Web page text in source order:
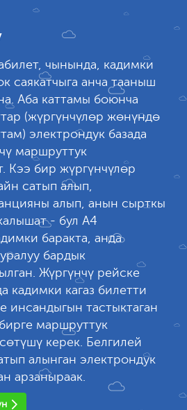
чынында, кадимки
саякатчыга анча тааныш
Аба каттамы боюнча
(жүргүнчүлөр жөнүндө
электрондук базада
маршруттук
Кээ бир жүргүнчүлөр
сатып алып,
алып, анын сырткы
- бул А4
баракта, анда
бардык
Жүргүнчү рейске
кадимки кагаз билетти
инсандыгын тастыктаган
маршруттук
керек. Белгилей
алынган электрондук
арзаныраак.